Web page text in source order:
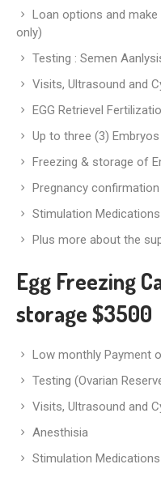
Loan options and
only)
Testing : Semen
Visits, Ultrasound and
EGG Retrievel
Up to three (3)
Freezing & storage of
Pregnancy confirmation
Stimulation Medications
Plus more about the
Egg Freezing
storage $3500
Low monthly Payment
Testing (Ovarian
Visits, Ultrasound and
Anesthisia
Stimulation Medications